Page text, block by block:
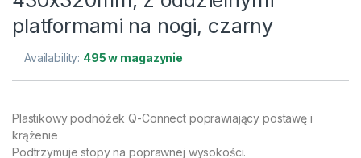
platformami na nogi, czarny
Availability: 495 w magazynie
Plastikowy podnóżek Q-Connect poprawiający postawę i
krążenie
Podtrzymuje stopy na poprawnej wysokości.